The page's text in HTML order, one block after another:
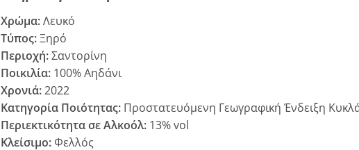
Χρώμα:Λευκό
Τύπος:Ξηρό
Περιοχή:Σαντορίνη
Ποικιλία:100% Αηδάνι
Χρονιά:2022
Κατηγορία Ποιότητας:Προστατευόμενη Γεωγραφική Ένδειξη
Περιεκτικότητα σε Αλκοόλ:13% vol
Κλείσιμο:Φελλός